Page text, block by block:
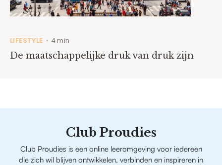
LIFESTYLE • 4 min
De maatschappelijke druk van druk zijn
Club Proudies
Club Proudies is een online leeromgeving voor iedereen
die zich wil blijven ontwikkelen, verbinden en inspireren in